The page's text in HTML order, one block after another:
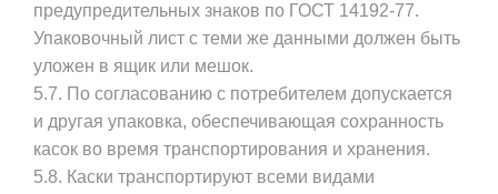
предупредительных знаков по ГОСТ 14192-77.
Упаковочный лист с теми же данными должен быть
уложен в ящик или мешок.
5.7. По согласованию с потребителем допускается
и другая упаковка, обеспечивающая сохранность
касок во время транспортирования и хранения.
5.8. Каски транспортируют всеми видами